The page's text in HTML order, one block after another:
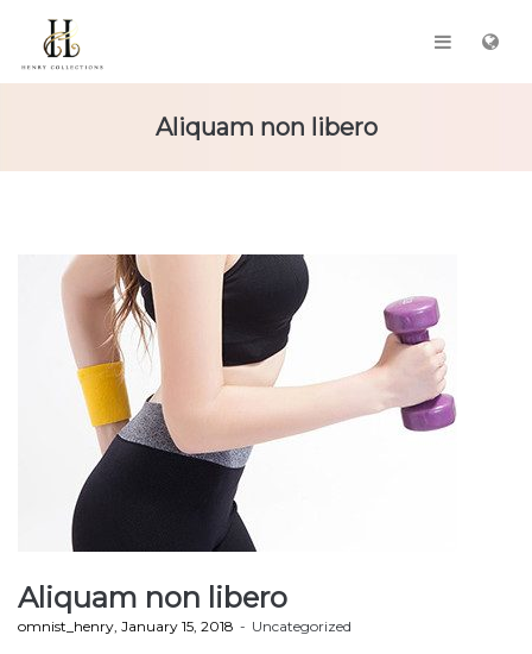
Aliquam non libero
Aliquam non libero
by
omnist_henry January 15, 2018 Uncategorized